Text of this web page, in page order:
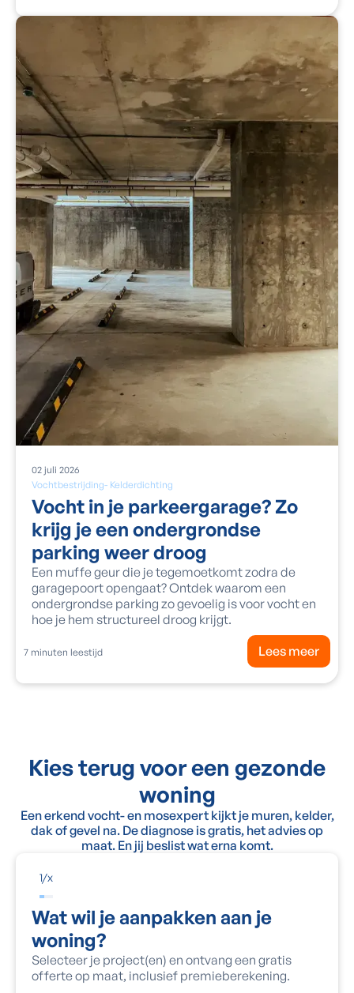
Vochtbestrijding- Kelderdichting
02 juli 2026
Vocht in je parkeergarage? Zo
krijg je een ondergrondse
parking weer droog
Een muffe geur die je tegemoetkomt zodra de
garagepoort opengaat? Ontdek waarom een
ondergrondse parking zo gevoelig is voor vocht en
hoe je hem structureel droog krijgt.
7 minuten leestijd Lees meer
Kies terug voor een gezonde
woning
Een erkend vocht- en mosexpert kijkt je muren, kelder,
dak of gevel na. De diagnose is gratis, het advies op
maat. En jij beslist wat erna komt.
1/x
Wat wil je aanpakken aan je
woning?
Selecteer je project(en) en ontvang een gratis
offerte op maat, inclusief premieberekening.